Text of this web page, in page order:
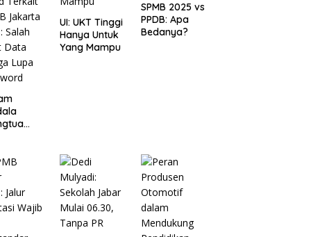
Salah
Lupa
UI: UKT Tinggi
Hanya Untuk
Yang Mampu
SPMB 2025 vs
PPDB: Apa
Bedanya?